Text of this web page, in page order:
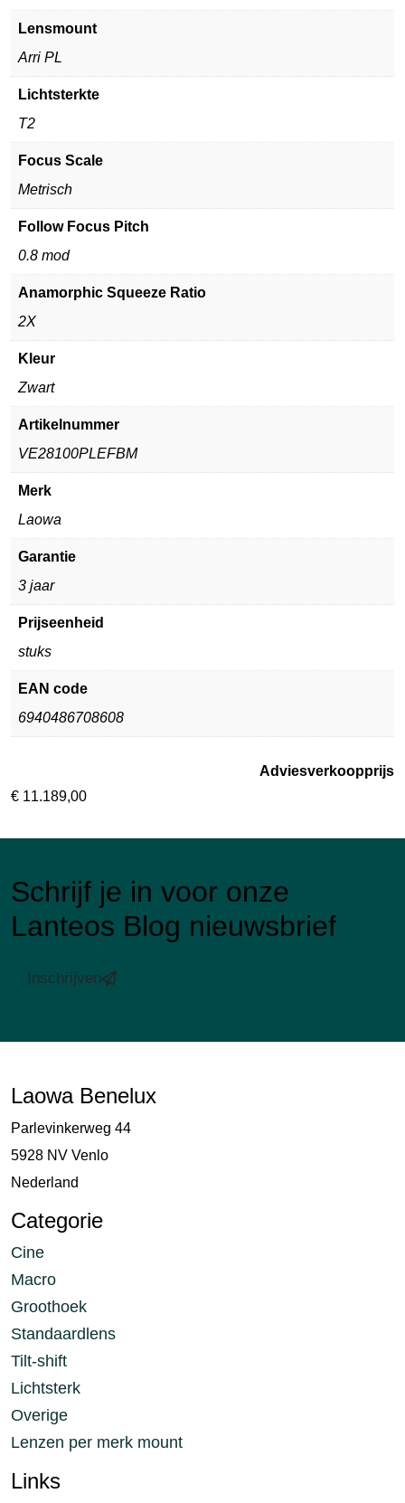
Lensmount
Arri PL
Lichtsterkte
T2
Focus Scale
Metrisch
Follow Focus Pitch
0.8 mod
Anamorphic Squeeze Ratio
2X
Kleur
Zwart
Artikelnummer
VE28100PLEFBM
Merk
Laowa
Garantie
3 jaar
Prijseenheid
stuks
EAN code
6940486708608
Adviesverkoopprijs
€ 11.189,00
Schrijf je in voor onze
Lanteos Blog nieuwsbrief
Inschrijven
Laowa Benelux
Parlevinkerweg 44
5928 NV Venlo
Nederland
Categorie
Cine
Macro
Groothoek
Standaardlens
Tilt-shift
Lichtsterk
Overige
Lenzen per merk mount
Links